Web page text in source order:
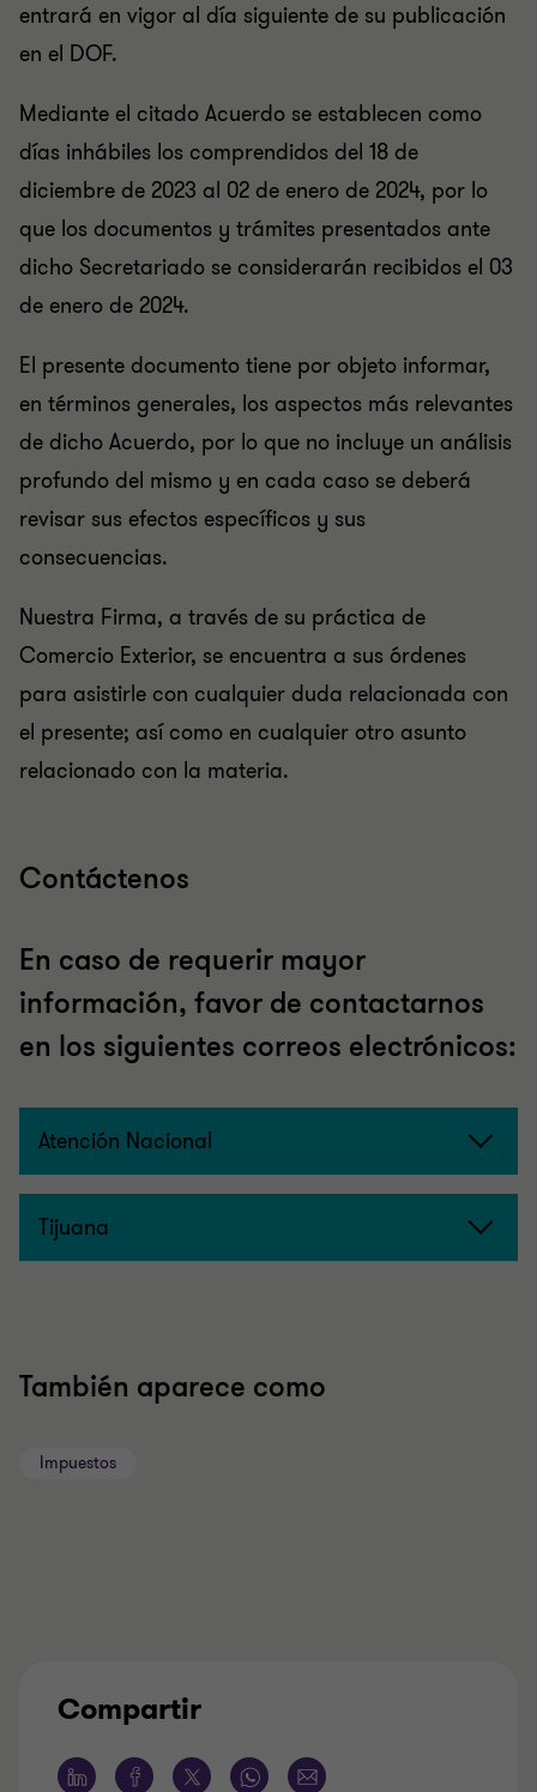
entrará en vigor al día siguiente de su publicación
en el DOF.
Mediante el citado Acuerdo se establecen como
días inhábiles los comprendidos del 18 de
diciembre de 2023 al 02 de enero de 2024, por lo
que los documentos y trámites presentados ante
dicho Secretariado se considerarán recibidos el 03
de enero de 2024.
El presente documento tiene por objeto informar,
en términos generales, los aspectos más relevantes
de dicho Acuerdo, por lo que no incluye un análisis
profundo del mismo y en cada caso se deberá
revisar sus efectos específicos y sus
consecuencias.
Nuestra Firma, a través de su práctica de
Comercio Exterior, se encuentra a sus órdenes
para asistirle con cualquier duda relacionada con
el presente; así como en cualquier otro asunto
relacionado con la materia.
Contáctenos
En caso de requerir mayor
información, favor de contactarnos
en los siguientes correos electrónicos:
Atención Nacional
Tijuana
También aparece como
Impuestos
Compartir